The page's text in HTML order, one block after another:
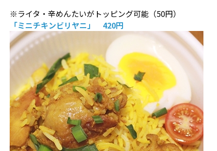
※ライタ・辛めんたいがトッピング可能（50円）
「ミニチキンビリヤニ」 420円